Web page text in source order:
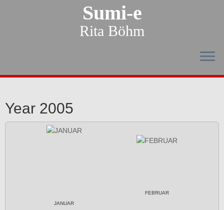
Sumi-e
Rita Böhm
Year 2005
JANUAR
FEBRUAR